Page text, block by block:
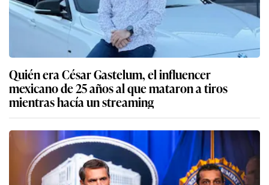
Quién era César Gastelum, el influencer
mexicano de 25 años al que mataron a tiros
mientras hacía un streaming